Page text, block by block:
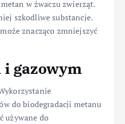
w żwaczu zwierząt.
szkodliwe substancje.
znacząco zmniejszyć
gazowym
do biodegradacji metanu
używane do